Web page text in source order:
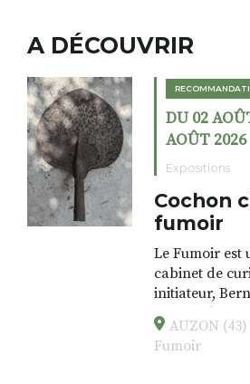
A DÉCOUVRIR
DU 02
AOÛT 2026
Expositions
Cochon
fumoir
Le Fumoir est
cabinet de
initiateur,
s’amuse à
associations
drôles, parfois
AUZON
Fumoir